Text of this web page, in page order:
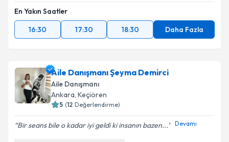
En Yakın Saatler
16:30
17:30 18:30 Daha Fazla
Aile Danışmanı Şeyma Demirci
Aile Danışmanı
Ankara, Keçiören
5 (12 Değerlendirme)
Bir seans bile o kadar iyi geldi ki insanın bazen... Devamı